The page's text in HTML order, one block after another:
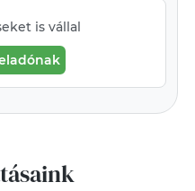
is vállal